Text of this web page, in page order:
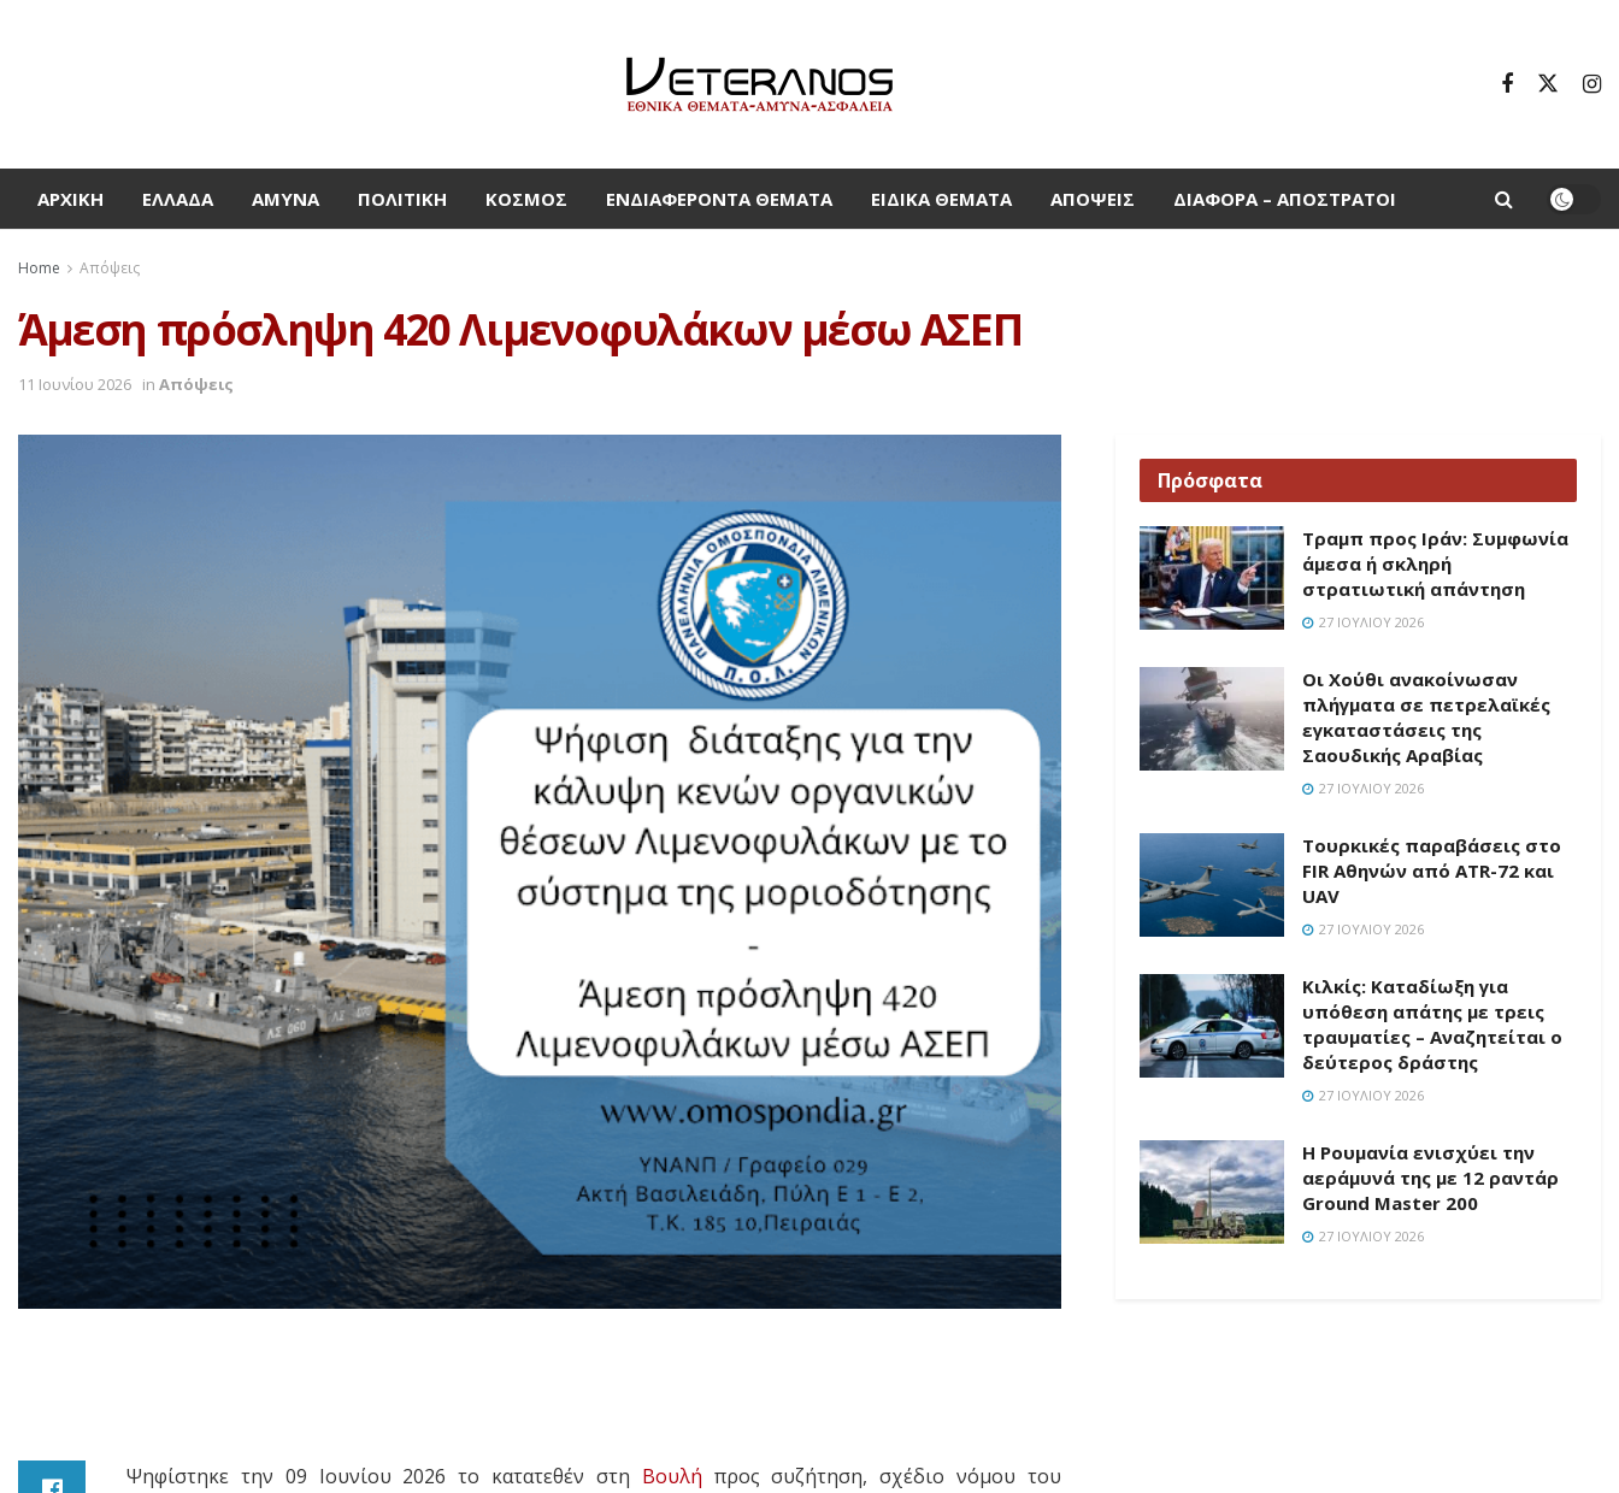
ΑΡΧΙΚΉ ΕΛΛΆΔΑ ΆΜΥΝΑ ΠΟΛΙΤΙΚΉ ΚΌΣΜΟΣ ΕΝΔΙΑΦΈΡΟΝΤΑ ΘΈΜΑΤΑ ΕΙΔΙΚΆ ΘΈΜΑΤΑ ΑΠΌΨΕΙΣ ΔΙΆΦΟΡΑ – ΑΠΌΣΤΡΑΤΟΙ
Home Απόψεις
Άμεση πρόσληψη 420 Λιμενοφυλάκων μέσω ΑΣΕΠ
11 Ιουνίου 2026 in Απόψεις
Ψηφίστηκε την 09 Ιουνίου 2026 το κατατεθέν στη Βουλή προς συζήτηση, σχέδιο νόμου του
Πρόσφατα
Τραμπ προς Ιράν: Συμφωνία
άμεσα ή σκληρή
στρατιωτική απάντηση
27 ΙΟΥΛΊΟΥ 2026
Οι Χούθι ανακοίνωσαν
πλήγματα σε πετρελαϊκές
εγκαταστάσεις της
Σαουδικής Αραβίας
27 ΙΟΥΛΊΟΥ 2026
Τουρκικές παραβάσεις στο
FIR Αθηνών από ATR-72 και
UAV
27 ΙΟΥΛΊΟΥ 2026
Κιλκίς: Καταδίωξη για
υπόθεση απάτης με τρεις
τραυματίες – Αναζητείται ο
δεύτερος δράστης
27 ΙΟΥΛΊΟΥ 2026
Η Ρουμανία ενισχύει την
αεράμυνά της με 12 ραντάρ
Ground Master 200
27 ΙΟΥΛΊΟΥ 2026